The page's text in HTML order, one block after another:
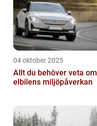
04 oktober 2025
Allt du behöver veta om
elbilens miljöpåverkan